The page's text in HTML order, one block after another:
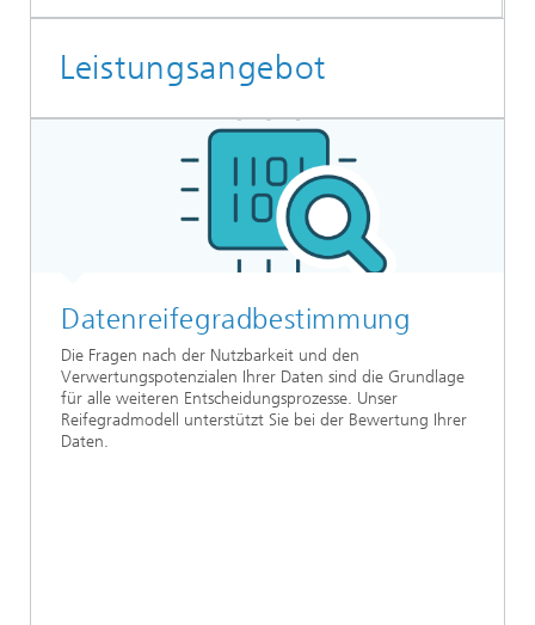
Leistungsangebot
Datenreifegradbestimmung
Die Fragen nach der Nutzbarkeit und den
Verwertungspotenzialen Ihrer Daten sind die Grundlage
für alle weiteren Entscheidungsprozesse. Unser
Reifegradmodell unterstützt Sie bei der Bewertung Ihrer
Daten.